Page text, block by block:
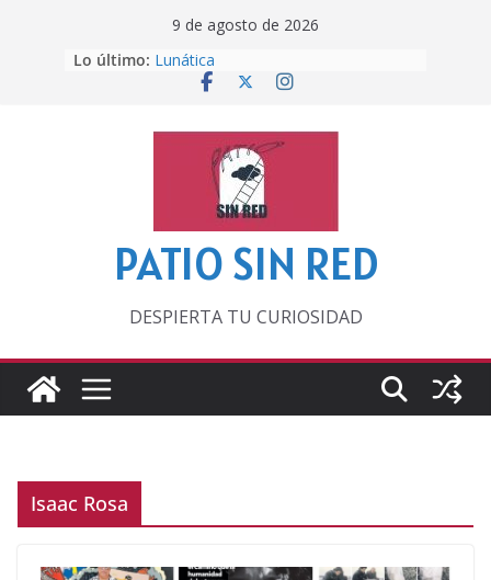
9 de agosto de 2026
Lo último: Lunática
Pero, hasta entonces…
‘La broma infinita’ de recomendar
lecturas veraniegas
Otra del Mundial
PATIO SIN RED
DESPIERTA TU CURIOSIDAD
Isaac Rosa